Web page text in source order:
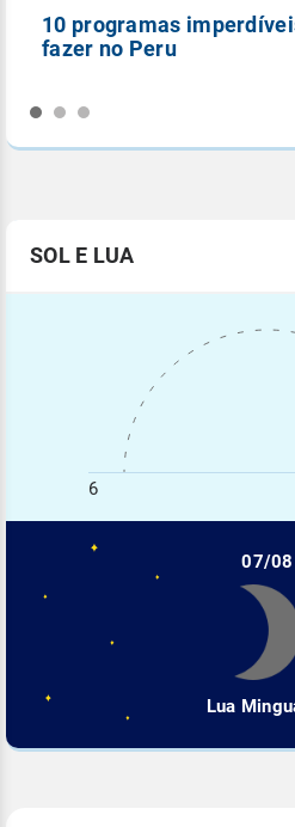
10 programas
fazer no Peru
SOL E LUA
6
07/08
Lua